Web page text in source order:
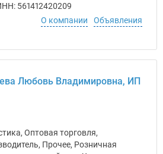
561412420209
О компании
Объявления
Любовь Владимировна, ИП
Оптовая торговля,
Прочее, Розничная